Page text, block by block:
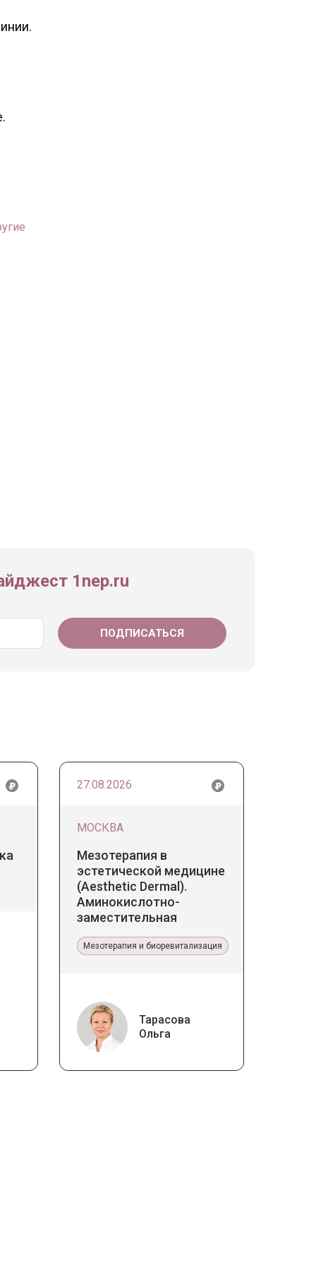
1nep.ru
27.08.2026
МОСКВА
Мезотерапия в
эстетической медицине
(Aesthetic Dermal).
Аминокислотно-
заместительная
Мезотерапия и биоревитализация
Тарасова
Ольга